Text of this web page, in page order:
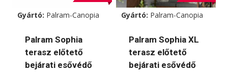
Gyártó: Palram-Canopia
Palram Sophia
terasz előtető
bejárati esővédő
Gyártó: Palram-Canopia
Palram Sophia XL
terasz előtető
bejárati esővédő